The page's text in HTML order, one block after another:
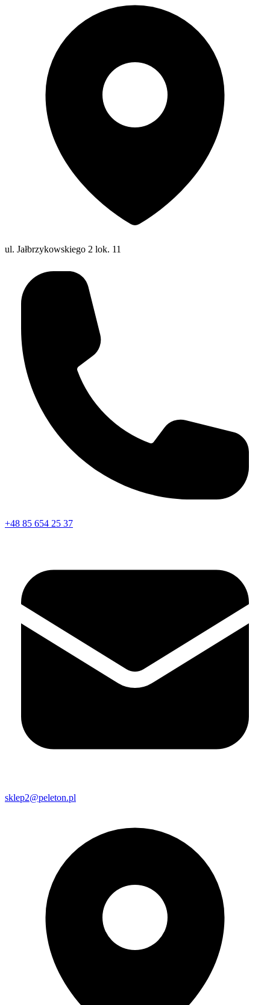
ul. Jałbrzykowskiego 2 lok. 11
+48 85 654 25 37
sklep2@peleton.pl